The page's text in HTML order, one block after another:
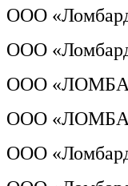
ООО
ООО
ООО
ООО
ООО